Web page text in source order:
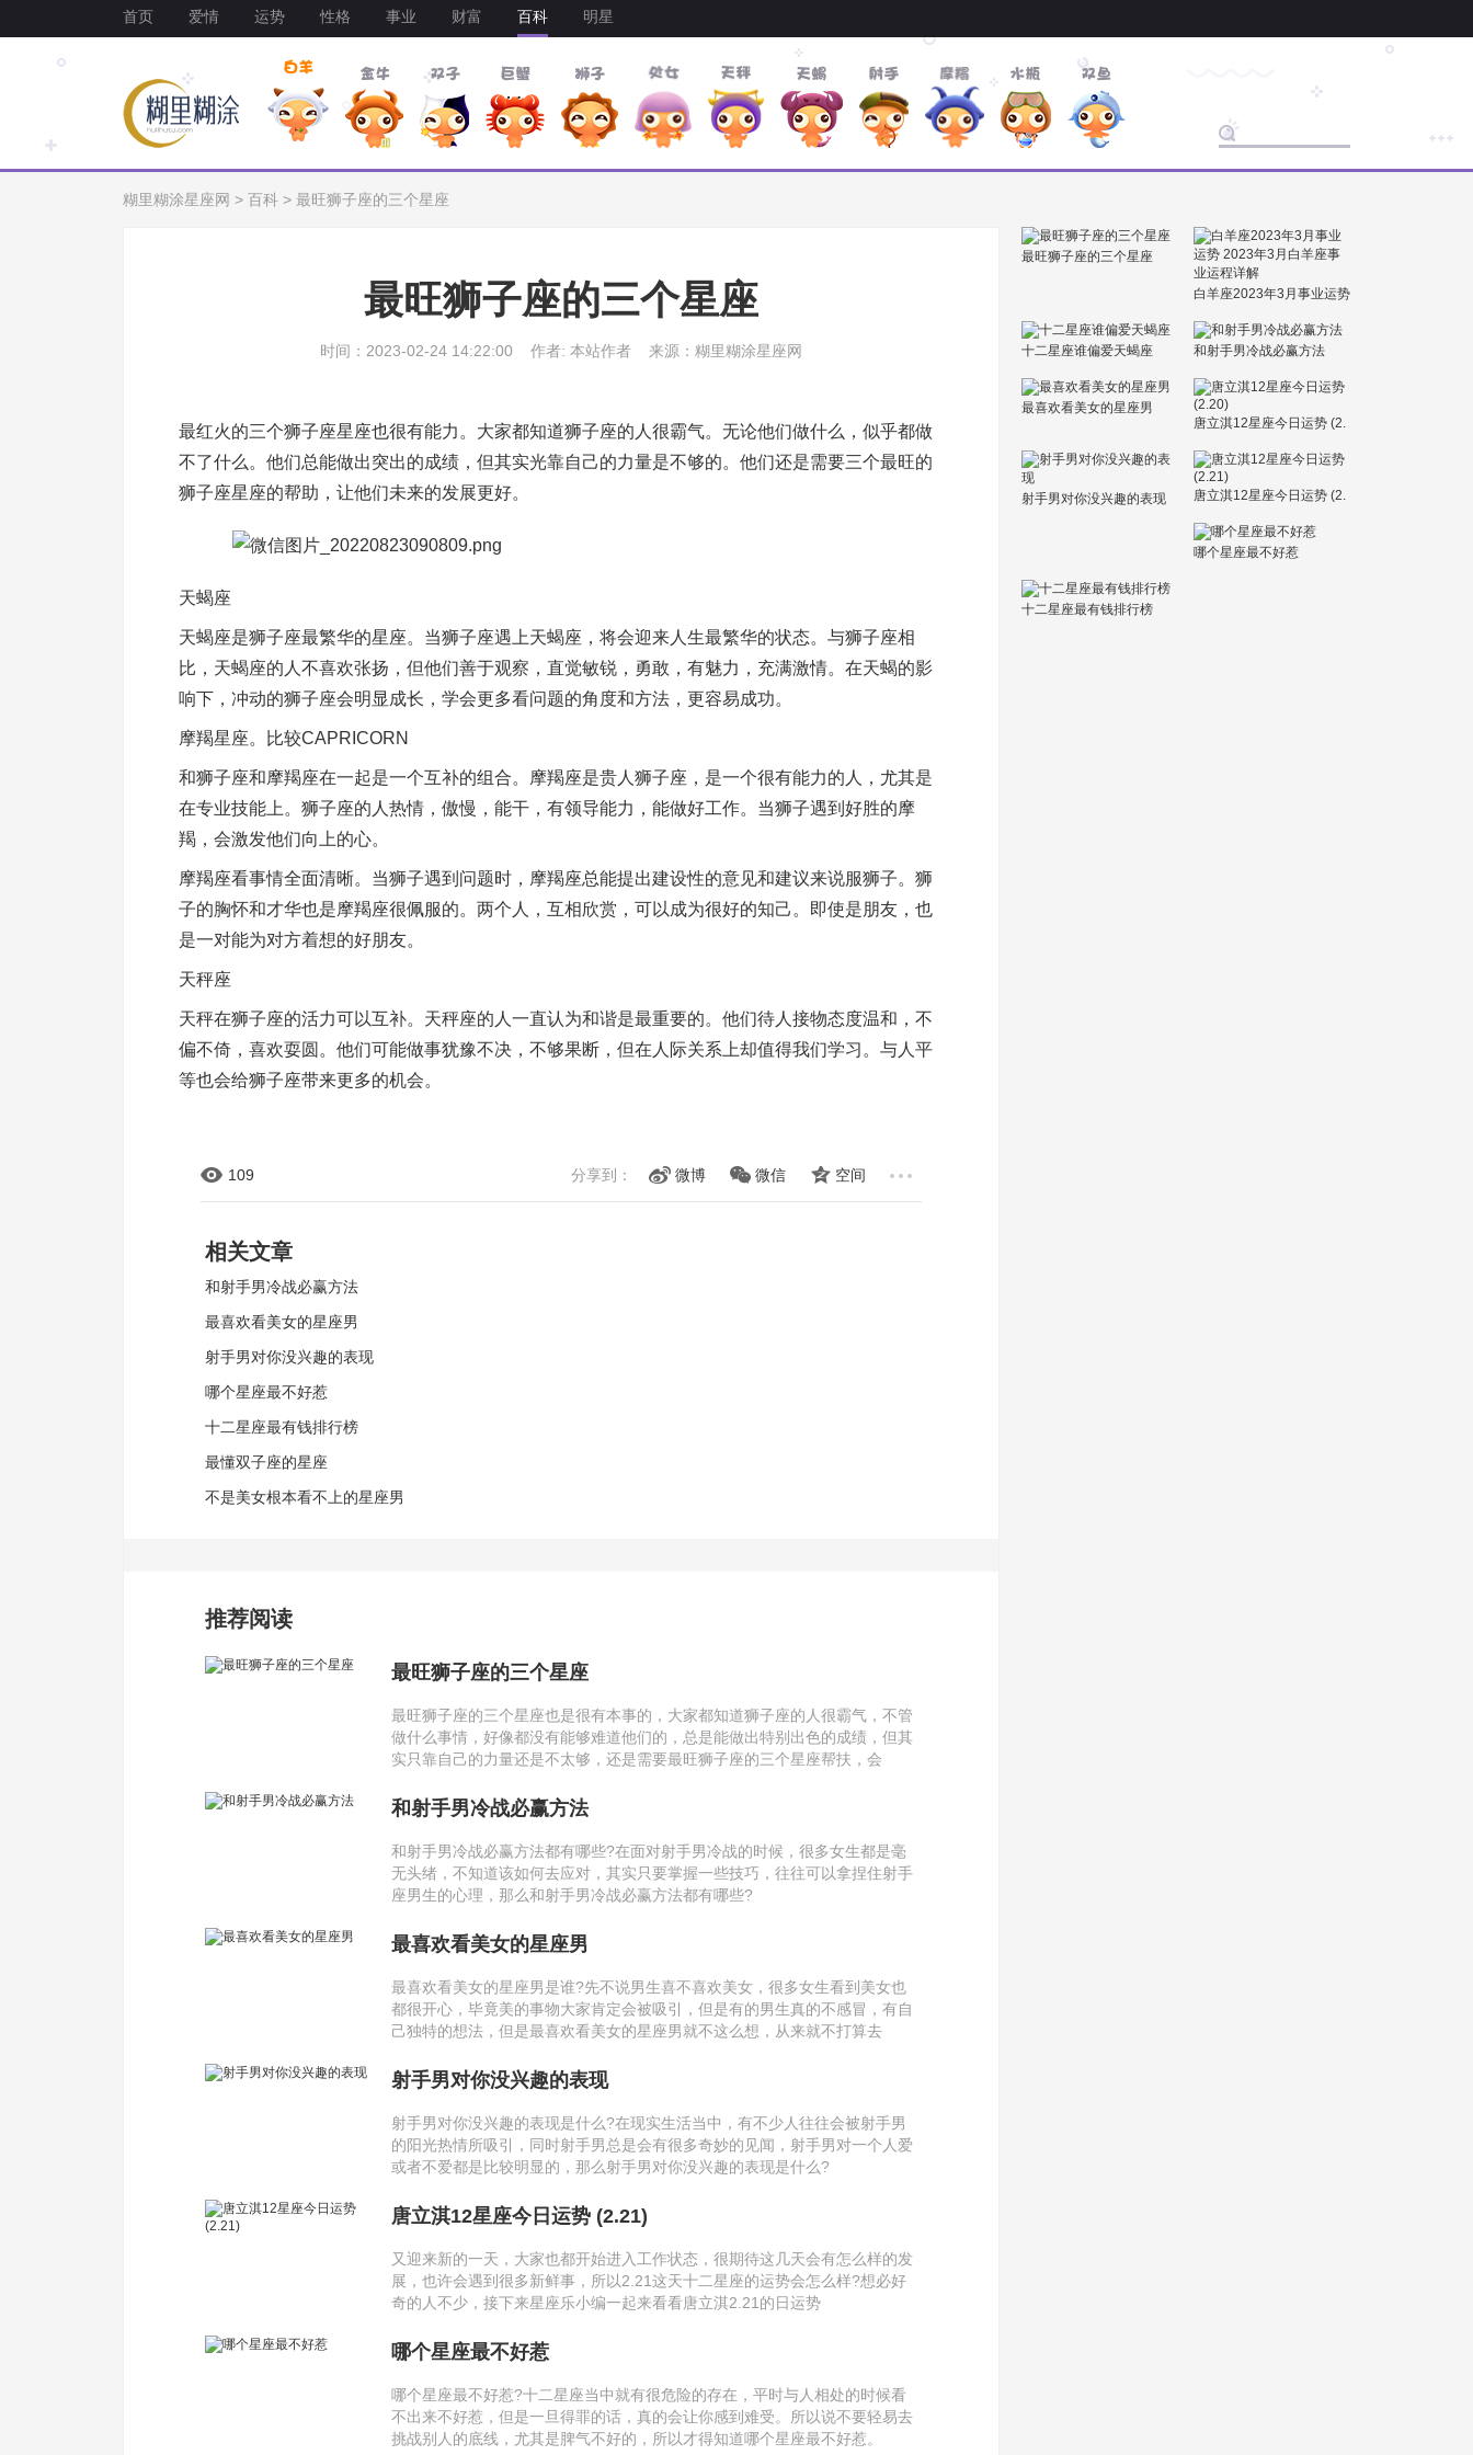
首页 爱情 运势 性格 事业 财富 百科 明星
糊里糊涂星座网 > 百科 > 最旺狮子座的三个星座
最旺狮子座的三个星座
时间：2023-02-24 14:22:00 作者: 本站作者 来源：糊里糊涂星座网
最红火的三个狮子座星座也很有能力。大家都知道狮子座的人很霸气。无论他们做什么，似乎都做
不了什么。他们总能做出突出的成绩，但其实光靠自己的力量是不够的。他们还是需要三个最旺的
狮子座星座的帮助，让他们未来的发展更好。
天蝎座
天蝎座是狮子座最繁华的星座。当狮子座遇上天蝎座，将会迎来人生最繁华的状态。与狮子座相
比，天蝎座的人不喜欢张扬，但他们善于观察，直觉敏锐，勇敢，有魅力，充满激情。在天蝎的影
响下，冲动的狮子座会明显成长，学会更多看问题的角度和方法，更容易成功。
摩羯星座。比较CAPRICORN
和狮子座和摩羯座在一起是一个互补的组合。摩羯座是贵人狮子座，是一个很有能力的人，尤其是
在专业技能上。狮子座的人热情，傲慢，能干，有领导能力，能做好工作。当狮子遇到好胜的摩
羯，会激发他们向上的心。
摩羯座看事情全面清晰。当狮子遇到问题时，摩羯座总能提出建设性的意见和建议来说服狮子。狮
子的胸怀和才华也是摩羯座很佩服的。两个人，互相欣赏，可以成为很好的知己。即使是朋友，也
是一对能为对方着想的好朋友。
天秤座
天秤在狮子座的活力可以互补。天秤座的人一直认为和谐是最重要的。他们待人接物态度温和，不
偏不倚，喜欢耍圆。他们可能做事犹豫不决，不够果断，但在人际关系上却值得我们学习。与人平
等也会给狮子座带来更多的机会。
109 分享到： 微博 微信 空间
相关文章
和射手男冷战必赢方法
最喜欢看美女的星座男
射手男对你没兴趣的表现
哪个星座最不好惹
十二星座最有钱排行榜
最懂双子座的星座
不是美女根本看不上的星座男
推荐阅读
最旺狮子座的三个星座
最旺狮子座的三个星座也是很有本事的，大家都知道狮子座的人很霸气，不管
做什么事情，好像都没有能够难道他们的，总是能做出特别出色的成绩，但其
实只靠自己的力量还是不太够，还是需要最旺狮子座的三个星座帮扶，会
和射手男冷战必赢方法
和射手男冷战必赢方法都有哪些?在面对射手男冷战的时候，很多女生都是毫
无头绪，不知道该如何去应对，其实只要掌握一些技巧，往往可以拿捏住射手
座男生的心理，那么和射手男冷战必赢方法都有哪些?
最喜欢看美女的星座男
最喜欢看美女的星座男是谁?先不说男生喜不喜欢美女，很多女生看到美女也
都很开心，毕竟美的事物大家肯定会被吸引，但是有的男生真的不感冒，有自
己独特的想法，但是最喜欢看美女的星座男就不这么想，从来就不打算去
射手男对你没兴趣的表现
射手男对你没兴趣的表现是什么?在现实生活当中，有不少人往往会被射手男
的阳光热情所吸引，同时射手男总是会有很多奇妙的见闻，射手男对一个人爱
或者不爱都是比较明显的，那么射手男对你没兴趣的表现是什么?
唐立淇12星座今日运势 (2.21)
又迎来新的一天，大家也都开始进入工作状态，很期待这几天会有怎么样的发
展，也许会遇到很多新鲜事，所以2.21这天十二星座的运势会怎么样?想必好
奇的人不少，接下来星座乐小编一起来看看唐立淇2.21的日运势
哪个星座最不好惹
哪个星座最不好惹?十二星座当中就有很危险的存在，平时与人相处的时候看
不出来不好惹，但是一旦得罪的话，真的会让你感到难受。所以说不要轻易去
挑战别人的底线，尤其是脾气不好的，所以才得知道哪个星座最不好惹。
最旺狮子座的三个星座
白羊座2023年3月事业运势
详解
十二星座谁偏爱天蝎座
和射手男冷战必赢方法
最喜欢看美女的星座男
唐立淇12星座今日运势 (2.
射手男对你没兴趣的表现
唐立淇12星座今日运势 (2.
哪个星座最不好惹
十二星座最有钱排行榜